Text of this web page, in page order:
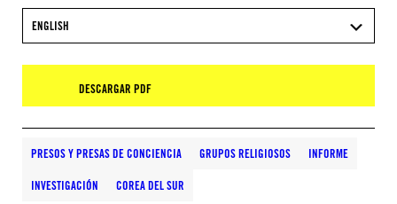
ENGLISH
DESCARGAR PDF
PRESOS Y PRESAS DE CONCIENCIA GRUPOS RELIGIOSOS INFORME
INVESTIGACIÓN COREA DEL SUR